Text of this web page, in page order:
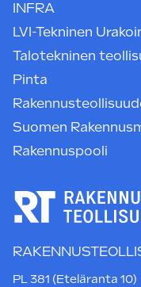
INFRA
LVI-Tekninen
Talotekninen
Pinta
Suomen
Rakennuspooli
PL 381 (Eteläranta 10)